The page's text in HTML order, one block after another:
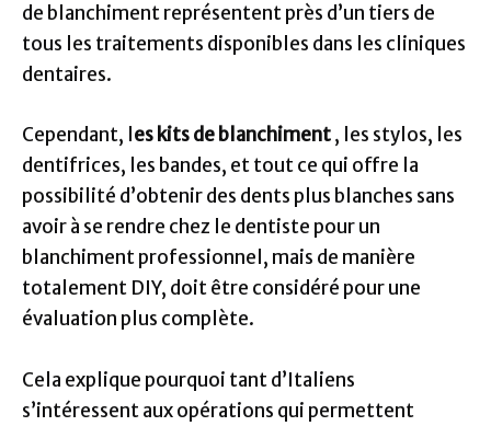
de blanchiment représentent près d’un tiers de
tous les traitements disponibles dans les cliniques
dentaires.
Cependant, l es kits de blanchiment, les stylos, les
dentifrices, les bandes, et tout ce qui offre la
possibilité d’obtenir des dents plus blanches sans
avoir à se rendre chez le dentiste pour un
blanchiment professionnel, mais de manière
totalement DIY, doit être considéré pour une
évaluation plus complète.
Cela explique pourquoi tant d’Italiens
s’intéressent aux opérations qui permettent